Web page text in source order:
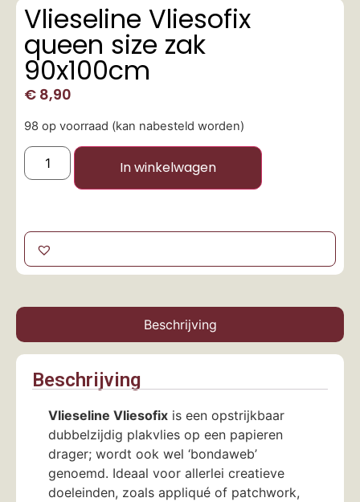
Vlieseline Vliesofix
queen size zak
90x100cm
€ 8,90
98 op voorraad (kan nabesteld worden)
In winkelwagen
Beschrijving
Beschrijving
Vlieseline Vliesofix is een opstrijkbaar
dubbelzijdig plakvlies op een papieren
drager; wordt ook wel ‘bondaweb’
genoemd. Ideaal voor allerlei creatieve
doeleinden, zoals appliqué of patchwork,